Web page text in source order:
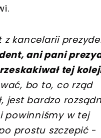
z kancelarii
ani pani
tej
bo to, co rząd
jest bardzo
powinniśmy w tej
prostu szczepić-